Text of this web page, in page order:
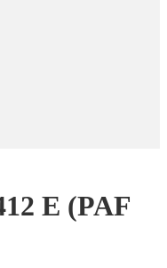
E (PAF